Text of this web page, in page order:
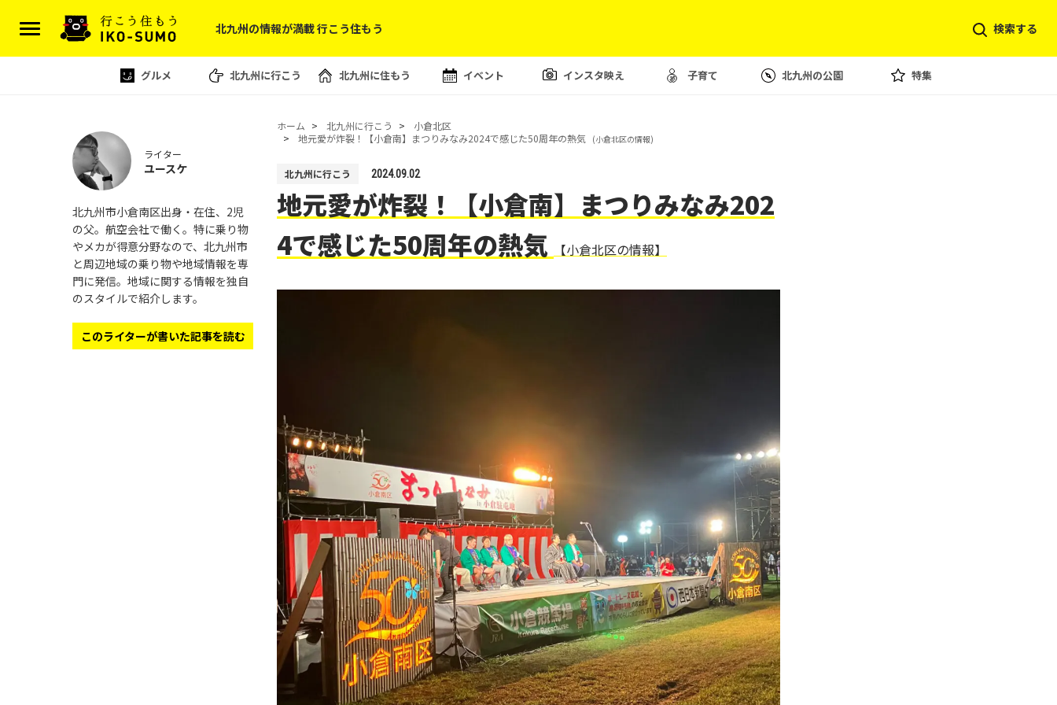
北九州の情報が満載 行こう住もう 検索する
グルメ 北九州に行こう 北九州に住もう イベント インスタ映え 子育て 北九州の公園 特集
ホーム 北九州に行こう
小倉北区
地元愛が炸裂！【小倉南】まつりみなみ2024で感じた50周年の熱気
(小倉北区の情報)
北九州に行こう 2024.09.02
地元愛が炸裂！【小倉南】まつりみなみ202
4で感じた50周年の熱気
【小倉北区の情報】
ライター
ユースケ
北九州市小倉南区出身・在住、2児
の父。航空会社で働く。特に乗り物
やメカが得意分野なので、北九州市
と周辺地域の乗り物や地域情報を専
門に発信。地域に関する情報を独自
のスタイルで紹介します。
このライターが書いた記事を読む